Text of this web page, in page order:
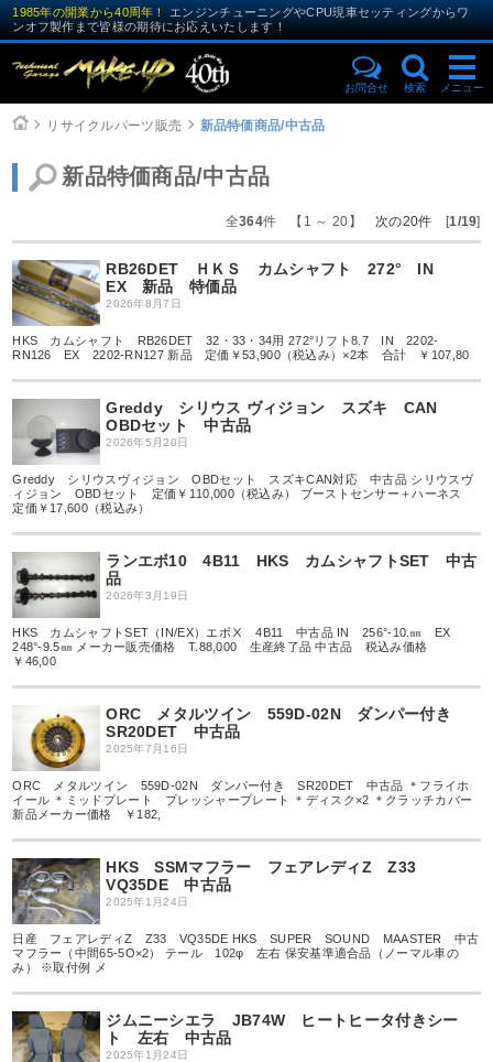
1985年の開業から40周年！
エンジンチューニングやCPU現車セッティングからワ
ンオフ製作まで皆様の期待にお応えいたします！
お問合せ 検索 メニュー
リサイクルパーツ販売 新品特価商品/中古品
新品特価商品/中古品
全364件 【1 ～ 20】 次の20件 [1/19]
RB26DET ＨＫＳ カムシャフト 272° IN
EX 新品 特価品
2026年8月7日
HKS カムシャフト RB26DET 32・33・34用 272°リフト8.7 IN 2202-
RN126 EX 2202-RN127 新品 定価￥53,900（税込み）×2本 合計 ￥107,80
Greddy シリウス ヴィジョン スズキ CAN
OBDセット 中古品
2026年5月20日
Greddy シリウスヴィジョン OBDセット スズキCAN対応 中古品 シリウスヴ
ィジョン OBDセット 定価￥110,000（税込み） ブーストセンサー＋ハーネス
定価￥17,600（税込み）
ランエボ10 4B11 HKS カムシャフトSET 中古
品
2026年3月19日
HKS カムシャフトSET（IN/EX）エボⅩ 4B11 中古品 IN 256°-10.㎜ EX
248°-9.5㎜ メーカー販売価格 T.88,000 生産終了品 中古品 税込み価格
￥46,00
ORC メタルツイン 559D-02N ダンパー付き
SR20DET 中古品
2025年7月16日
ORC メタルツイン 559D-02N ダンパー付き SR20DET 中古品 ＊フライホ
イール ＊ミッドプレート プレッシャープレート ＊ディスク×2 ＊クラッチカバー
新品メーカー価格 ￥182,
HKS SSMマフラー フェアレディZ Z33
VQ35DE 中古品
2025年1月24日
日産 フェアレディZ Z33 VQ35DE HKS SUPER SOUND MAASTER 中古
マフラー（中間65-5O×2） テール 102φ 左右 保安基準適合品（ノーマル車の
み） ※取付例 メ
ジムニーシエラ JB74W ヒートヒータ付きシー
ト 左右 中古品
2025年1月24日